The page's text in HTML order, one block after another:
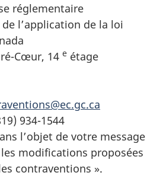
réglementaire
l’application de la loi
Cœur, 14 e étage
934-1544
l’objet de votre message
modifications proposées
contraventions ».